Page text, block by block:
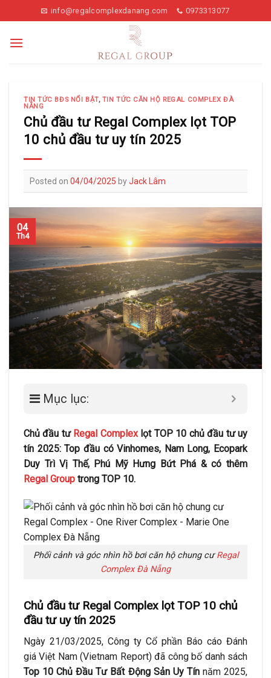
to
content
info@regalcomplexdanang.com 0973313077
TIN TỨC BĐS NỔI BẬT, TIN TỨC CĂN HỘ REGAL COMPLEX ĐÀ
NẴNG
Chủ đầu tư Regal Complex lọt TOP
10 chủ đầu tư uy tín 2025
Posted on 04/04/2025 byJack Lâm
04
Th4
Mục lục:
Chủ đầu tư Regal Complexlọt TOP 10 chủ đầu tư uy
tín 2025: Top đầu có Vinhomes, Nam Long, Ecopark
Duy Trì Vị Thế, Phú Mỹ Hưng Bứt Phá & có thêm
Regal Group trong TOP 10.
Phối cảnh và góc nhìn hồ bơi căn hộ chung cưRegal
Complex Đà Nẵng
Chủ đầu tư Regal Complex lọt TOP 10 chủ
đầu tư uy tín 2025
Ngày 21/03/2025, Công ty Cổ phần Báo cáo Đánh
giá Việt Nam (Vietnam Report) đã công bố danh sách
Top 10 Chủ Đầu Tư Bất Động Sản Uy Tínnăm 2025,